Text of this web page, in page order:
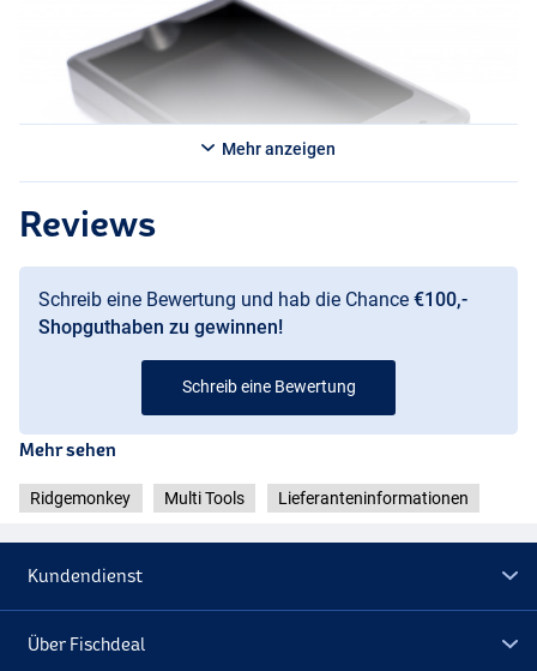
Mehr anzeigen
Reviews
Schreib eine Bewertung und hab die Chance €100,-
Shopguthaben zu gewinnen!
Schreib eine Bewertung
Mehr sehen
Ridgemonkey Multi Tools Lieferanteninformationen
Kundendienst
Über Fischdeal